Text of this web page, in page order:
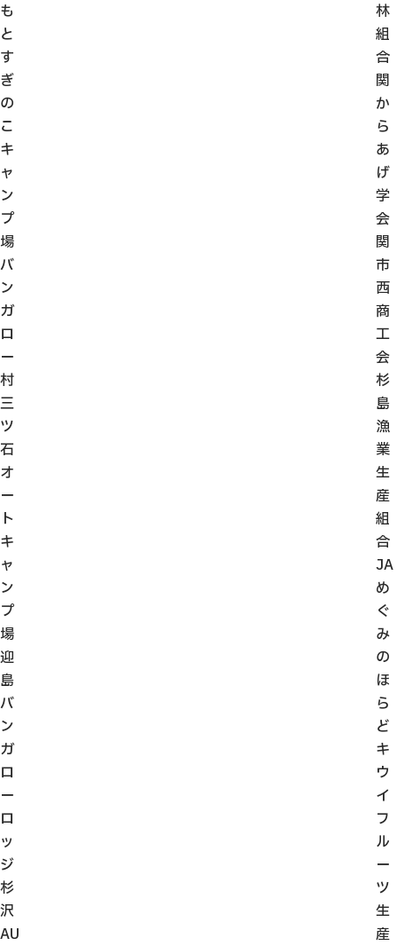
も
と
す
ぎ
の
こ
キ
ャ
ン
プ
場
バ
ン
ガ
ロ
ー
村
三
ツ
石
オ
ー
ト
キ
ャ
ン
プ
場
迎
島
バ
ン
ガ
ロ
ー
ロ
ッ
ジ
杉
沢
AU
林
組
合
関
か
ら
あ
げ
学
会
関
市
西
商
工
会
杉
島
漁
業
生
産
組
合
JA
め
ぐ
み
の
ほ
ら
ど
キ
ウ
イ
フ
ル
ー
ツ
生
産